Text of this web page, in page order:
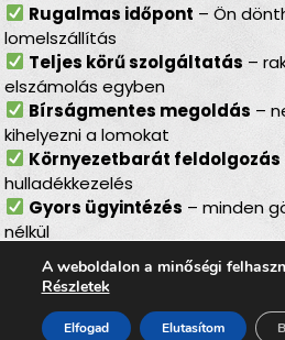
Rugalmas időpont – Ön
lomelszállítás
Teljes körű szolgáltatás –
elszámolás egyben
Bírságmentes megoldás –
kihelyezni a lomokat
Környezetbarát feldolgozás
hulladékkezelés
Gyors ügyintézés – minden
nélkül
Lomtalanítás
– ideális
A weboldalon a minőségi
Részletek
Elfogad Elutasítom